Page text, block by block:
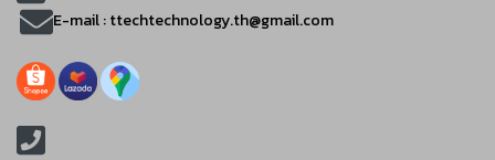
E-mail :ttechtechnology.th@gmail.com